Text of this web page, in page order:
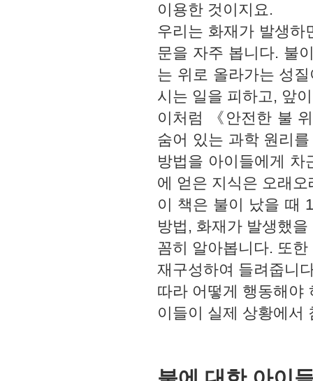
이용한 것이지요.
우리는 화재가 발생하
문을 자주 봅니다. 불
는 위로 올라가는 성
시는 일을 피하고, 앞
이처럼 《안전한 불
숨어 있는 과학 원리
방법을 아이들에게 차
에 얻은 지식은 오래오
이 책은 불이 났을 때
방법, 화재가 발생했
꼼히 알아봅니다. 또
재구성하여 들려줍니
따라 어떻게 행동해야
이들이 실제 상황에서